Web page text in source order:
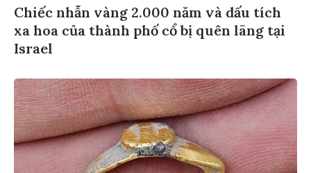
Chiếc nhẫn vàng 2.000 năm và dấu tích
xa hoa của thành phố cổ bị quên lãng tại
Israel